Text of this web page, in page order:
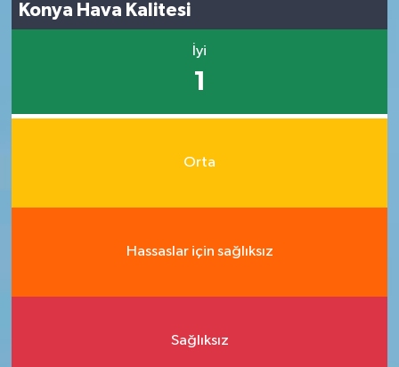
Konya Hava Kalitesi
İyi
1
Orta
Hassaslar için sağlıksız
Sağlıksız